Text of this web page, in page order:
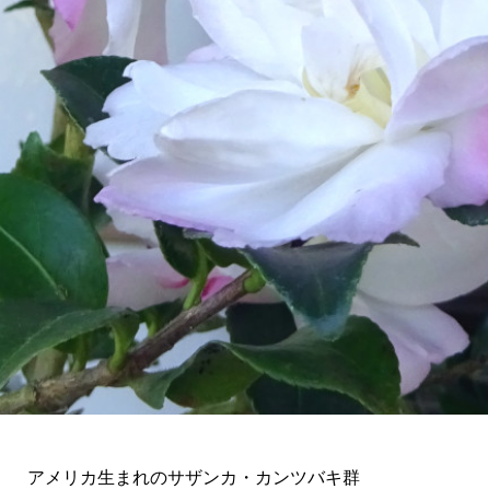
アメリカ生まれのサザンカ・カンツバキ群